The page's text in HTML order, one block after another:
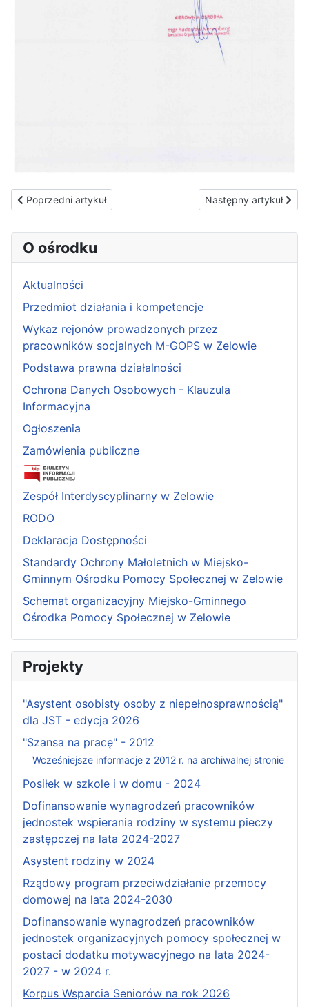
Poprzedni artykuł: Zapytanie ofertowe
Poprzedni artykuł Następny artykuł:
Następny artykuł
O ośrodku
Aktualności
Przedmiot działania i kompetencje
Wykaz rejonów prowadzonych przez
pracowników socjalnych M-GOPS w Zelowie
Podstawa prawna działalności
Ochrona Danych Osobowych - Klauzula
Informacyjna
Ogłoszenia
Zamówienia publiczne
Zespół Interdyscyplinarny w Zelowie
RODO
Deklaracja Dostępności
Standardy Ochrony Małoletnich w Miejsko-
Gminnym Ośrodku Pomocy Społecznej w Zelowie
Schemat organizacyjny Miejsko-Gminnego
Ośrodka Pomocy Społecznej w Zelowie
Projekty
"Asystent osobisty osoby z niepełnosprawnością"
dla JST - edycja 2026
"Szansa na pracę" - 2012
Wcześniejsze informacje z 2012 r. na archiwalnej stronie
Posiłek w szkole i w domu - 2024
Dofinansowanie wynagrodzeń pracowników
jednostek wspierania rodziny w systemu pieczy
zastępczej na lata 2024-2027
Asystent rodziny w 2024
Rządowy program przeciwdziałanie przemocy
domowej na lata 2024-2030
Dofinansowanie wynagrodzeń pracowników
jednostek organizacyjnych pomocy społecznej w
postaci dodatku motywacyjnego na lata 2024-
2027 - w 2024 r.
Korpus Wsparcia Seniorów na rok 2026